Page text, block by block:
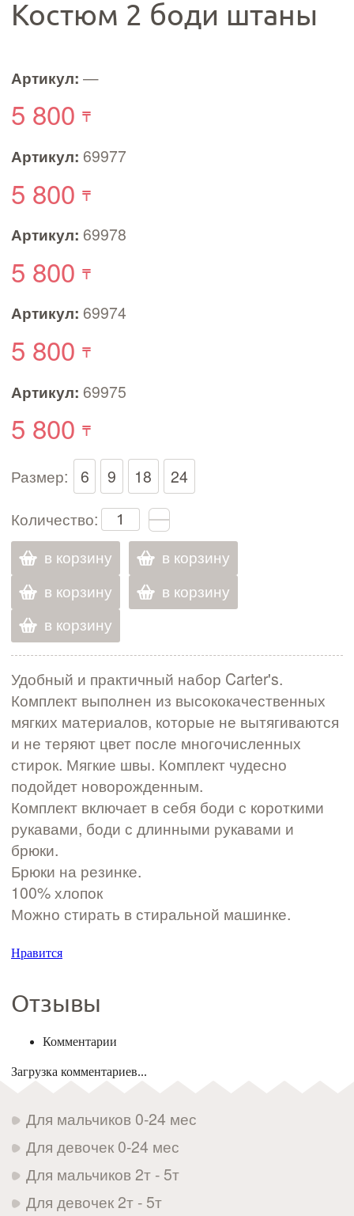
Костюм 2 боди штаны
Артикул: —
5 800
Артикул: 69977
5 800
Артикул: 69978
5 800
Артикул: 69974
5 800
Артикул: 69975
5 800
Размер: 6 9 18
24
Количество:
в корзину
в корзину
в корзину
в корзину
в корзину
Удобный и практичный набор Carter's.
Комплект выполнен из высококачественных
мягких материалов, которые не вытягиваются
и не теряют цвет после многочисленных
стирок. Мягкие швы. Комплект чудесно
подойдет новорожденным.
Комплект включает в себя боди с короткими
рукавами, боди с длинными рукавами и
брюки.
Брюки на резинке.
100% хлопок
Можно стирать в стиральной машинке.
Нравится
Отзывы
Комментарии
Загрузка комментариев...
Для мальчиков 0-24 мес
Для девочек 0-24 мес
Для мальчиков 2т - 5т
Для девочек 2т - 5т